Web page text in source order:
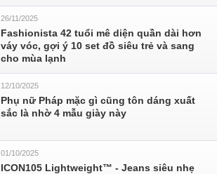
26/11/2025
Fashionista 42 tuổi mê diện quần dài hơn
váy vóc, gợi ý 10 set đồ siêu trẻ và sang
cho mùa lạnh
12/10/2025
Phụ nữ Pháp mặc gì cũng tôn dáng xuất
sắc là nhờ 4 mẫu giày này
01/10/2025
ICON105 Lightweight™ - Jeans siêu nhẹ